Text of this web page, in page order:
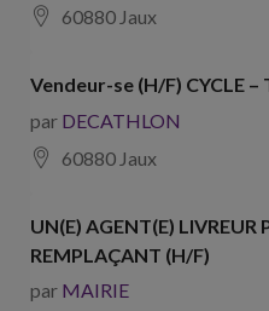
60880 Jaux
Vendeur-se (H/F) CYCLE
par DECATHLON
60880 Jaux
UN(E) AGENT(E) LIVREUR
REMPLAÇANT (H/F)
par MAIRIE